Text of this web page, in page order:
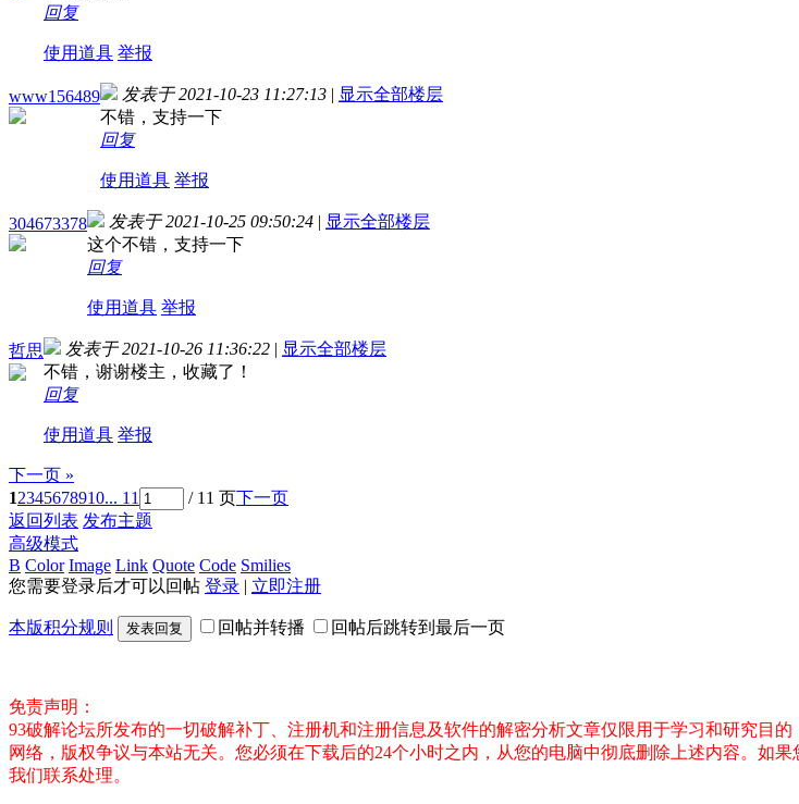
回复
使用道具 举报
www156489 发表于 2021-10-23 11:27:13 | 显示全部楼层
不错，支持一下
回复
使用道具 举报
304673378 发表于 2021-10-25 09:50:24 | 显示全部楼层
这个不错，支持一下
回复
使用道具 举报
哲思 发表于 2021-10-26 11:36:22 | 显示全部楼层
不错，谢谢楼主，收藏了！
回复
使用道具 举报
下一页 »
12345678910... 11 / 11 页下一页
返回列表 发布主题
高级模式
B Color Image Link Quote Code Smilies
您需要登录后才可以回帖 登录 | 立即注册
本版积分规则 发表回复 回帖并转播 回帖后跳转到最后一页
免责声明：
93破解论坛所发布的一切破解补丁、注册机和注册信息及软件的解密分析文章仅限用于学习和研究目
网络，版权争议与本站无关。您必须在下载后的24个小时之内，从您的电脑中彻底删除上述内容。如
我们联系处理。